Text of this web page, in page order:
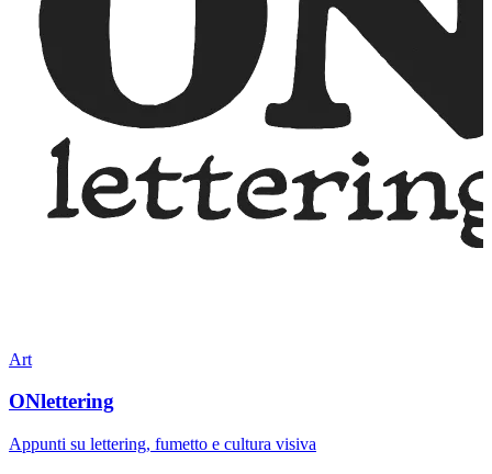
Art
ONlettering
Appunti su lettering, fumetto e cultura visiva